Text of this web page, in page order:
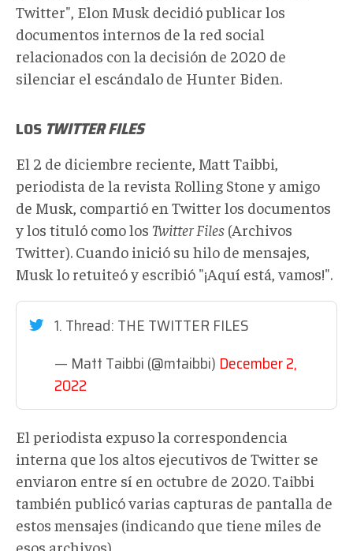
Twitter", Elon Musk decidió publicar los
documentos internos de la red social
relacionados con la decisión de 2020 de
silenciar el escándalo de Hunter Biden.
LOS TWITTERFILES
El 2 de diciembre reciente, Matt Taibbi,
periodista de la revista Rolling Stone y amigo
de Musk, compartió en Twitter los documentos
y los tituló como los Twitter Files (Archivos
Twitter). Cuando inició su hilo de mensajes,
Musk lo retuiteó y escribió "¡Aquí está, vamos!".
1. Thread: THE TWITTER FILES
— Matt Taibbi (@mtaibbi) December 2,
2022
El periodista expuso la correspondencia
interna que los altos ejecutivos de Twitter se
enviaron entre sí en octubre de 2020. Taibbi
también publicó varias capturas de pantalla de
estos mensajes (indicando que tiene miles de
esos archivos).